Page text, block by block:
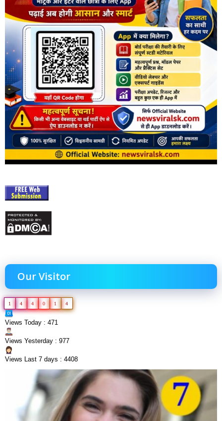
Our Visitor
1 4 4 0 1 4
Views Today : 471
Views Yesterday : 977
Views Last 7 days : 4408